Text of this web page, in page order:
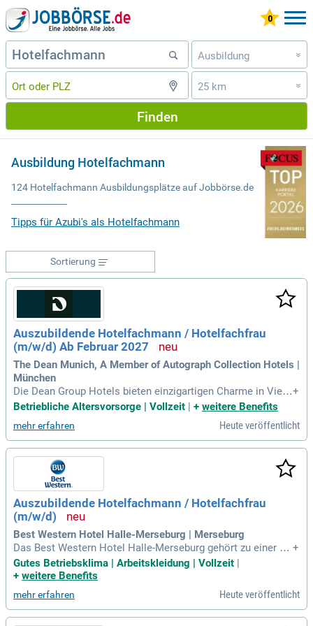
Ausbildung »
25 km »
Finden
Ausbildung Hotelfachmann
124 Hotelfachmann Ausbildungsplätze auf Jobbörse.de
Tipps für Azubi's als Hotelfachmann
Sortierung
Auszubildende Hotelfachmann / Hotelfachfrau
(m/w/d) Ab Februar 2027
The Dean Munich, A Member of Autograph Collection Hotels |
München
Die Dean Group Hotels bieten einzigartigen Charme in Viert
eln wie Temple Bar und Charlottenburg. Jedes Hotel spiegel
t das lokale Flair wider und punktet mit speziellen Details, di
e neugierig machen. Unsere internationale Collection in Eur
opa und den USA steht für Individualität und Persönlichkeit.
Wir setzen auf echte Begegnungen und ein herzliches Team,
das den Aufenthalt unvergesslich macht. Entdecken Sie uns
ere Hotelvielfalt, die alles andere als gewöhnlich ist. Bewer
ben Sie sich jetzt für eine Vollzeit-Ausbildung in verschiede
nen Bereichen, sowohl operativ als auch administrativ, und
werden Sie Teil unserer besonderen Hotels!
+
Betriebliche Altersvorsorge | Vollzeit | + weitere Benefits
mehr erfahren Heute veröffentlicht
Auszubildende Hotelfachmann / Hotelfachfrau
(m/w/d)
Best Western Hotel Halle-Merseburg | Merseburg
Das Best Western Hotel Halle-Merseburg gehört zu einer de
r größten Hotelketten weltweit und bietet ein erstklassiges
Ambiente. Besuchen Sie unser Steakrestaurant AZado und
szubildende für eine dreijährige Ausbildung mit der Möglich
keit zur Verkürzung. Unsere Ausbildung umfasst alle Bereic
+
Gutes Betriebsklima | Arbeitskleidung | Vollzeit
+ weitere Benefits
mehr erfahren Heute veröffentlicht